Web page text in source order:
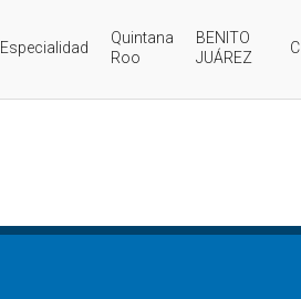
Especialidad
Quintana
Roo
BENITO
JUÁREZ